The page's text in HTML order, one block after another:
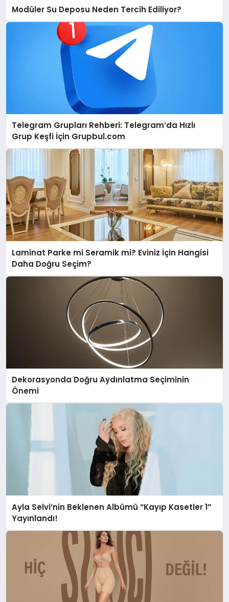
Modüler Su Deposu Neden Tercih Ediliyor?
Telegram Grupları Rehberi: Telegram’da Hızlı
Grup Keşfi İçin Grupbul.com
Laminat Parke mi Seramik mi? Eviniz İçin Hangisi
Daha Doğru Seçim?
Dekorasyonda Doğru Aydınlatma Seçiminin
Önemi
Ayla Selvi’nin Beklenen Albümü “Kayıp Kasetler 1”
Yayınlandı!